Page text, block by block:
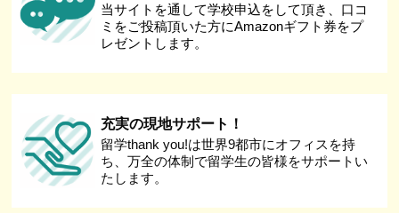
当サイトを通して学校申込をして頂き、口コ
ミをご投稿頂いた方にAmazonギフト券をプ
レゼントします。
充実の現地サポート！
留学thank you!は世界9都市にオフィスを持
ち、万全の体制で留学生の皆様をサポートい
たします。